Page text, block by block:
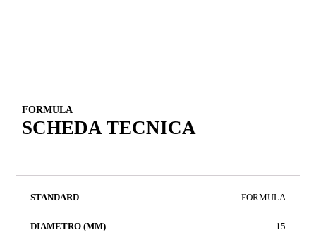
FORMULA
SCHEDA TECNICA
FORMULA
15